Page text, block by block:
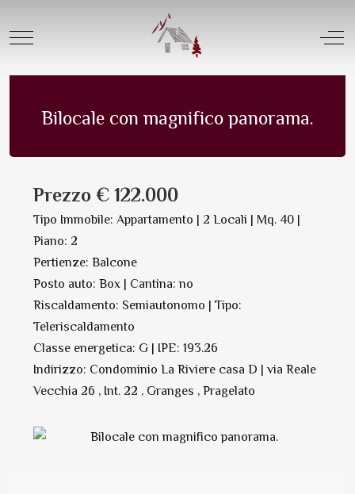
Mobile Menu Toggle Off-
Appartamento in Vendita | N. 8162
Bilocale con magnifico panorama.
Prezzo € 122.000
Tipo Immobile: Appartamento | 2 Locali | Mq. 40 |
Piano: 2
Pertienze: Balcone
Posto auto: Box | Cantina: no
Riscaldamento: Semiautonomo | Tipo:
Teleriscaldamento
Classe energetica: G | IPE: 193.26
Indirizzo: Condominio La Riviere casa D | via Reale
Vecchia 26 , Int. 22 , Granges , Pragelato